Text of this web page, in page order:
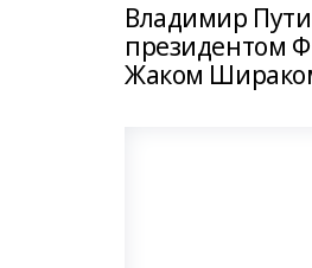
Владимир
президентом
Жаком